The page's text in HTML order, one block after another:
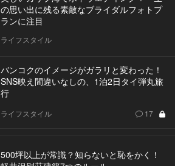
の思い出に残る素敵なブライダルフォトプ
ランに注目
ライフスタイル
バンコクのイメージがガラリと変わった！
SNS映え間違いなしの、1泊2日タイ弾丸旅
行
ライフスタイル 17
500坪以上が常識？知らないと恥をかく！